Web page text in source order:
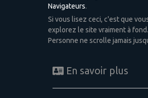
Navigateurs.
Si vous lisez ceci, c'est que
explorez le site vraiment à fond.
Personne ne scrolle jamais
En savoir plus